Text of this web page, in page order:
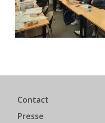
Contact
Presse